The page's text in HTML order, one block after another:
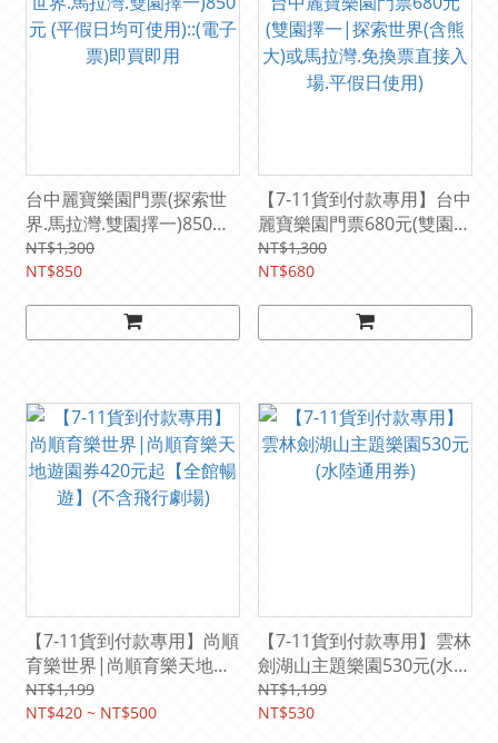
台中麗寶樂園門票(探索世
界.馬拉灣.雙園擇一)850元
(平假日均可使用)::(電子票)
即買即用
NT$1,300
NT$850
【7-11貨到付款專用】台中
麗寶樂園門票680元(雙園擇
一|探索世界(含熊大)或馬
拉灣.免換票直接入場.平假
NT$1,300
NT$680
【7-11貨到付款專用】尚順
育樂世界|尚順育樂天地遊
園券420元起【全館暢遊】
(不含飛行劇場)
NT$1,199
NT$420 ~ NT$500
【7-11貨到付款專用】雲林
劍湖山主題樂園530元(水陸
通用券)
NT$1,199
NT$530